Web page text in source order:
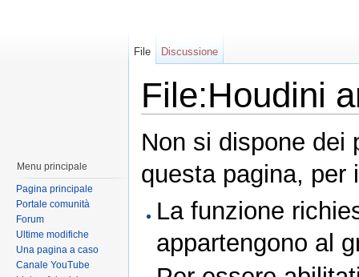
File:Houdini
Non si dispone dei
questa pagina, per
La funzione
appartengono al
File Discussione
Menu principale
Pagina principale
Portale comunità
Forum
Ultime modifiche
Una pagina a caso
Canale YouTube